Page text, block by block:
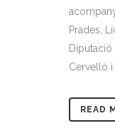
Prades,
Diputació
Cervelló
READ